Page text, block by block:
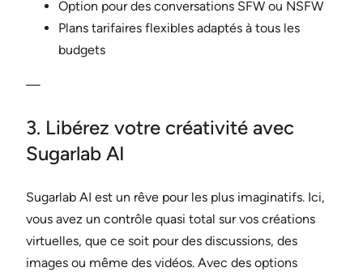
Option pour des conversations SFW ou NSFW
Plans tarifaires flexibles adaptés à tous les
budgets
—
3. Libérez votre créativité avec
Sugarlab AI
Sugarlab AI est un rêve pour les plus imaginatifs. Ici,
vous avez un contrôle quasi total sur vos créations
virtuelles, que ce soit pour des discussions, des
images ou même des vidéos. Avec des options